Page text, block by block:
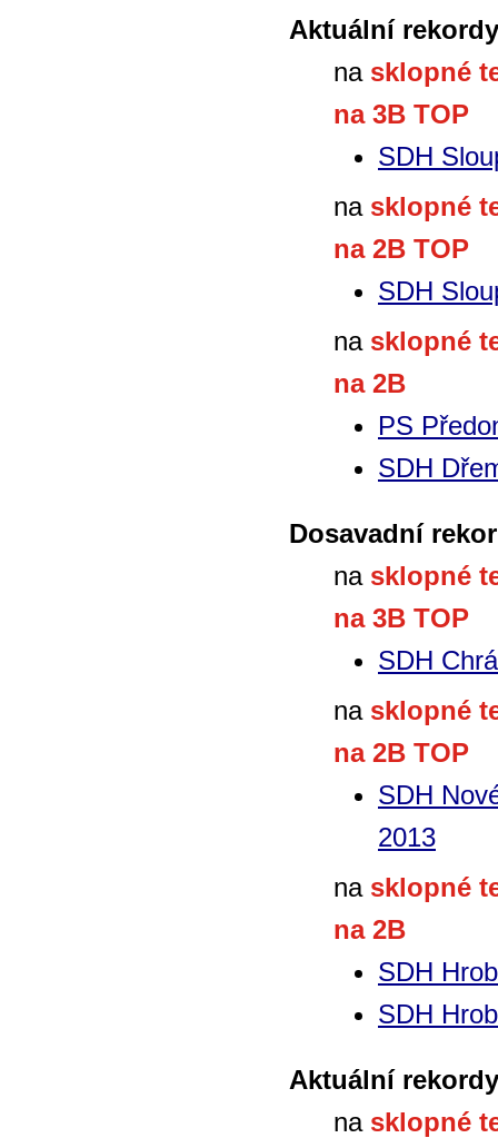
Aktuální
na sklopné
na 3B TOP
SDH
na sklopné
na 2B TOP
SDH
na sklopné
na 2B
PS
SDH
Dosavadní
na sklopné
na 3B TOP
SDH
na sklopné
na 2B TOP
SDH
2013
na sklopné
na 2B
SDH
SDH
Aktuální
na sklopné